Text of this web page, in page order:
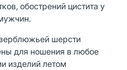
обострений цистита у
шерсти
для ношения в любое
изделий летом